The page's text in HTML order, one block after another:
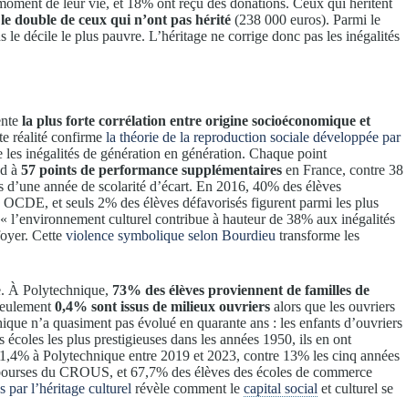
le double de ceux qui n’ont pas hérité (238 000 euros). Parmi le
décile le plus pauvre. L’héritage ne corrige donc pas les inégalités
la plus forte corrélation entre origine socioéconomique et
réalité confirme la théorie de la reproduction sociale développée par
inégalités de génération en génération. Chaque point
à 57 points de performance supplémentaires en France, contre 38
année de scolarité d’écart. En 2016, 40% des élèves
et seuls 2% des élèves défavorisés figurent parmi les plus
culturel contribue à hauteur de 38% aux inégalités
Cette violence symbolique selon Bourdieu transforme les
À Polytechnique, 73% des élèves proviennent de familles de
0,4% sont issus de milieux ouvriers alors que les ouvriers
n’a quasiment pas évolué en quarante ans : les enfants d’ouvriers
les plus prestigieuses dans les années 1950, ils en ont
à Polytechnique entre 2019 et 2023, contre 13% les cinq années
du CROUS, et 67,7% des élèves des écoles de commerce
par l’héritage culturel révèle comment le capital social et culturel se